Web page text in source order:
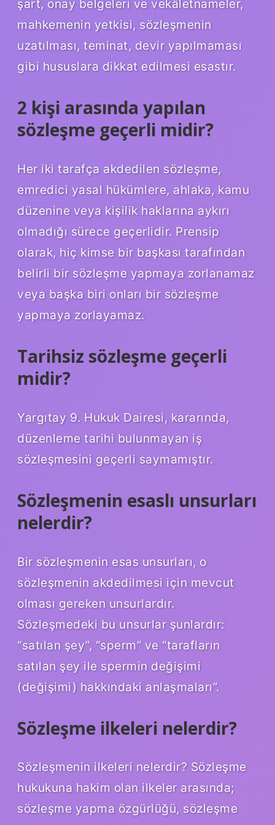
şart, onay belgeleri ve vekâletnameler,
mahkemenin yetkisi, sözleşmenin
uzatılması, teminat, devir yapılmaması
gibi hususlara dikkat edilmesi esastır.
2 kişi arasında yapılan
sözleşme geçerli midir?
Her iki tarafça akdedilen sözleşme,
emredici yasal hükümlere, ahlaka, kamu
düzenine veya kişilik haklarına aykırı
olmadığı sürece geçerlidir. Prensip
olarak, hiç kimse bir başkası tarafından
belirli bir sözleşme yapmaya zorlanamaz
veya başka biri onları bir sözleşme
yapmaya zorlayamaz.
Tarihsiz sözleşme geçerli
midir?
Yargıtay 9. Hukuk Dairesi, kararında,
düzenleme tarihi bulunmayan iş
sözleşmesini geçerli saymamıştır.
Sözleşmenin esaslı unsurları
nelerdir?
Bir sözleşmenin esas unsurları, o
sözleşmenin akdedilmesi için mevcut
olması gereken unsurlardır.
Sözleşmedeki bu unsurlar şunlardır:
“satılan şey”, “sperm” ve “tarafların
satılan şey ile spermin değişimi
(değişimi) hakkındaki anlaşmaları”.
Sözleşme ilkeleri nelerdir?
Sözleşmenin ilkeleri nelerdir? Sözleşme
hukukuna hakim olan ilkeler arasında;
sözleşme yapma özgürlüğü, sözleşme